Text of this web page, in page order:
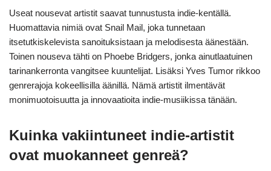
Useat nousevat artistit saavat tunnustusta indie-kentällä.
Huomattavia nimiä ovat Snail Mail, joka tunnetaan
itsetutkiskelevista sanoituksistaan ja melodisesta äänestään.
Toinen nouseva tähti on Phoebe Bridgers, jonka ainutlaatuinen
tarinankerronta vangitsee kuuntelijat. Lisäksi Yves Tumor rikkoo
genrerajoja kokeellisilla äänillä. Nämä artistit ilmentävät
monimuotoisuutta ja innovaatioita indie-musiikissa tänään.
Kuinka vakiintuneet indie-artistit
ovat muokanneet genreä?